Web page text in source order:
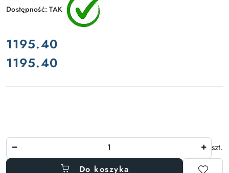
Dostępność:TAK
cena:
1195.40
Cena:
1195.40
Ilość
szt.
Do koszyka